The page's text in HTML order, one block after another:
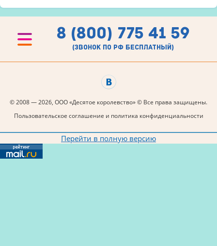
8 (800) 775 41 59
(звонок по рф бесплатный)
© 2008 — 2026, ООО «Десятое королевство» © Все права защищены.
Пользовательское соглашение и политика конфиденциальности
Перейти в полную версию